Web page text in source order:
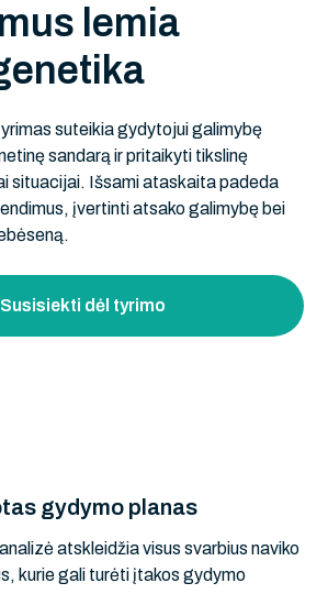
mus emia
eneti ka
suteikia gydytojui galimybę
sandarą ir pritaikyti tikslinę
situacijai. Išsami ataskaita padeda
įvertinti atsako galimybę bei
Susisiekti dėl tyrimo
gydymo planas
atskleidžia visus svarbius naviko
kurie gali turėti įtakos gydymo